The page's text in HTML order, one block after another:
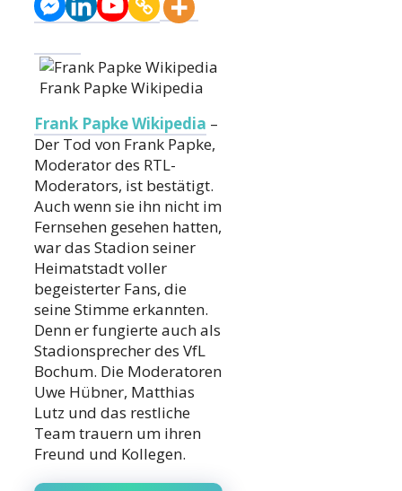
Frank Papke Wikipedia
Frank Papke Wikipedia –
Der Tod von Frank Papke,
Moderator des RTL-
Moderators, ist bestätigt.
Auch wenn sie ihn nicht im
Fernsehen gesehen hatten,
war das Stadion seiner
Heimatstadt voller
begeisterter Fans, die
seine Stimme erkannten.
Denn er fungierte auch als
Stadionsprecher des VfL
Bochum. Die Moderatoren
Uwe Hübner, Matthias
Lutz und das restliche
Team trauern um ihren
Freund und Kollegen.